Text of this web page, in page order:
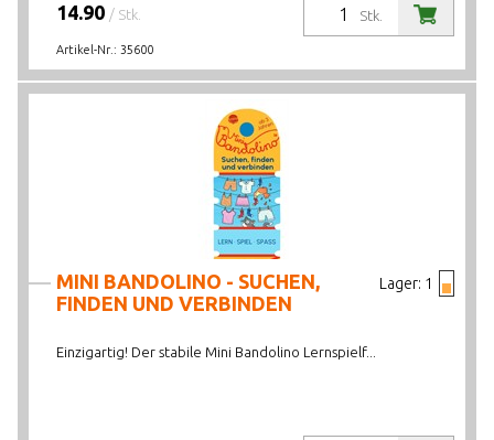
Stk.
14.90 / Stk.
Artikel-Nr.: 35600
Lager: 1
MINI BANDOLINO - SUCHEN,
FINDEN UND VERBINDEN
Einzigartig! Der stabile Mini Bandolino Lernspielf...